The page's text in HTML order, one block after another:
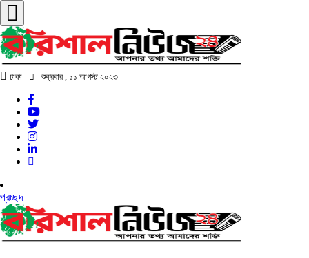
ঢাকা শুক্রবার , ১১ আগস্ট ২০২৩
প্রচ্ছদ